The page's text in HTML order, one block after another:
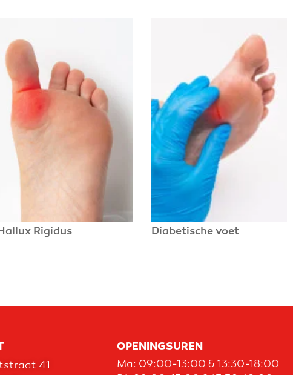
Rigidus Diabetische voet
41
OPENINGSUREN
Ma: 09:00-13:00 & 13:30-18:00